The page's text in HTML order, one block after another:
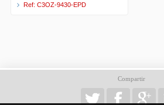
Ref: C3OZ-9430-EPD
Compartir